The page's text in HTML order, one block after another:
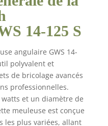
et à la
latérale
Control
circonférence
en main que le
antérieur et
présélection de
Livré avec : GWS
S, poignée
antivibrations,
14-125 S
angulaire GWS 14-
polyvalent et
de bricolage avancés
professionnelles.
et un diamètre de
meuleuse est conçue
les plus variées, allant